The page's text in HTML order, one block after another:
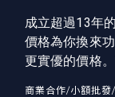
成立超過13年
價格為你換來
更實優的價格
商業合作/小額批